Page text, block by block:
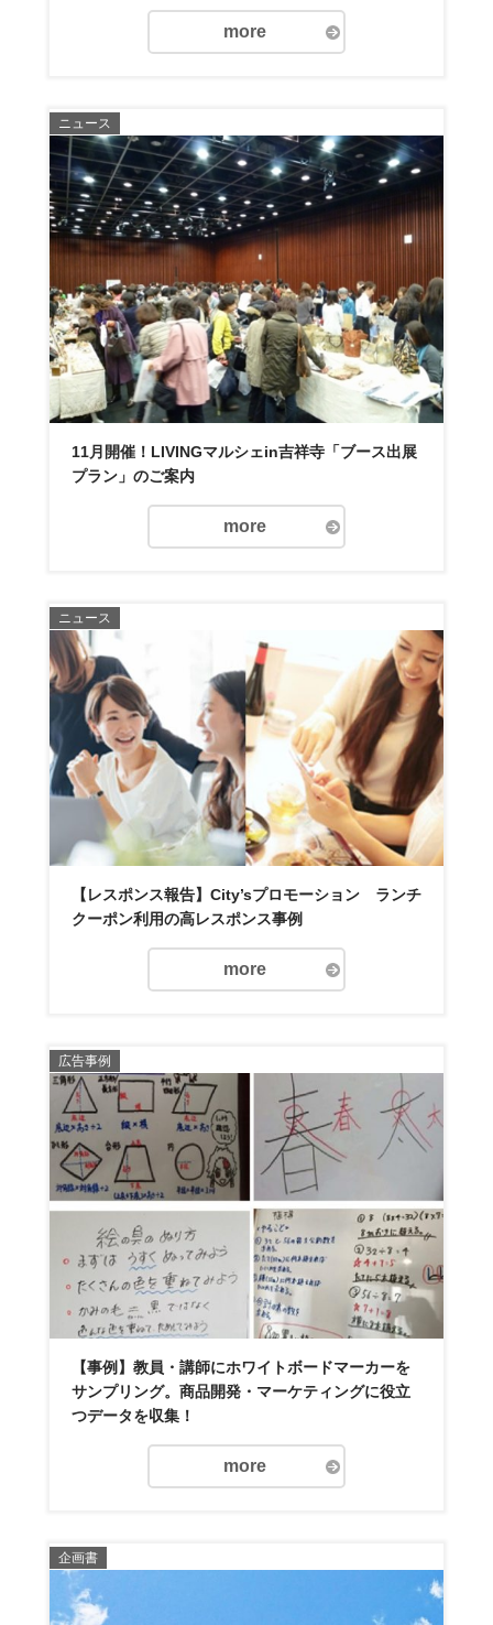
more
ニュース
11月開催！LIVINGマルシェin吉祥寺「ブース出展
プラン」のご案内
more
ニュース
【レスポンス報告】City’sプロモーション ランチ
クーポン利用の高レスポンス事例
more
広告事例
【事例】教員・講師にホワイトボードマーカーを
サンプリング。商品開発・マーケティングに役立
つデータを収集！
more
企画書